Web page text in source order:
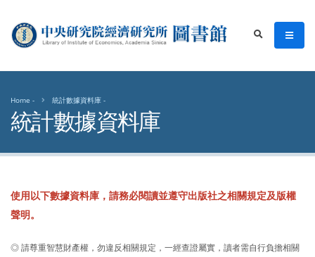
中央研究院經濟研究所圖書館
search
Home 統計數據資料庫
統計數據資料庫
使用以下數據資料庫，請務必閱讀並遵守出版社之相關規定及版權
聲明。
◎ 請尊重智慧財產權，勿違反相關規定，一經查證屬實，讀者需自行負擔相關